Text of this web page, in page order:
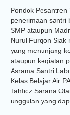
Pondok Pesantren
penerimaan santri
SMP ataupun
Nurul Furqon Siak
yang menunjang
ataupun kegiatan
Asrama Santri
Kelas Belajar Air
Tahfidz Sarana
unggulan yang